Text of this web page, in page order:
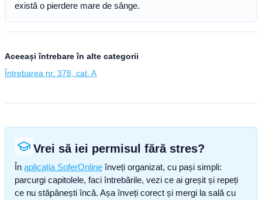
există o pierdere mare de sânge.
Aceeași întrebare în alte categorii
Întrebarea nr. 378, cat. A
Vrei să iei permisul fără stres?
În aplicația SoferOnline înveți organizat, cu pași simpli:
parcurgi capitolele, faci întrebările, vezi ce ai greșit și repeți
ce nu stăpânești încă. Așa înveți corect și mergi la sală cu